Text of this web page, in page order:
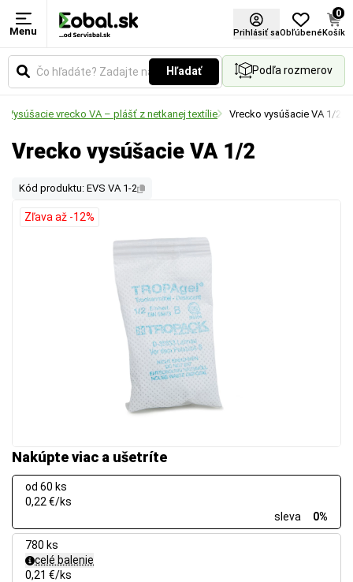
Menu Prihlásiť saObľúbené
0
Košík
Hľadať Podľa rozmerov
Vysúšacie vrecko VA – plášť z netkanej textílie Vrecko vysúšacie VA 1/2
Vrecko vysúšacie VA 1/2
Kód produktu: EVS VA 1-2
Nakúpte viac a ušetríte
od 60 ks
0,22 €/ks
sleva
0%
780 ks
celé balenie
0,21 €/ks
Zľava až -12%